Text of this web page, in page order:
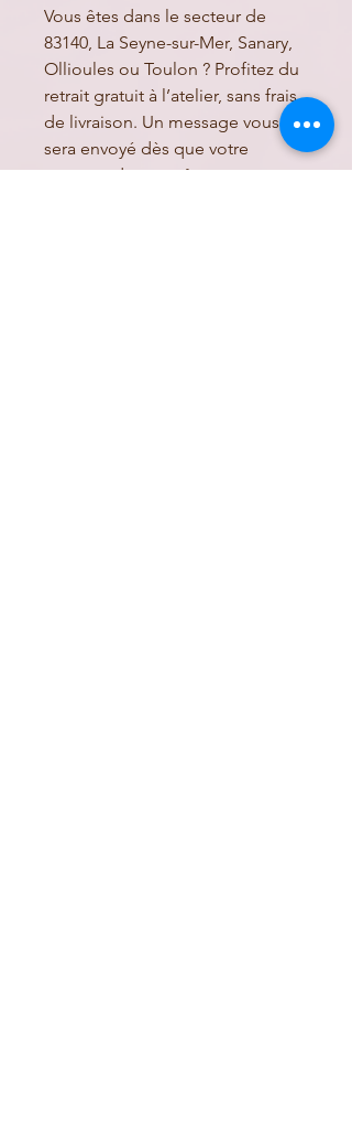
Vous êtes dans le secteur de
83140, La Seyne-sur-Mer, Sanary,
Ollioules ou Toulon ? Profitez du
retrait gratuit à l’atelier, sans frais
de livraison. Un message vous
sera envoyé dès que votre
commande est prête.